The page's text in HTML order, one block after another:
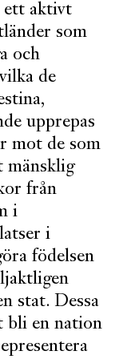
ett aktivt
som
och
de
upprepas
mot de som
mänsklig
från
i
i
födelsen
stat. Dessa
bli en nation